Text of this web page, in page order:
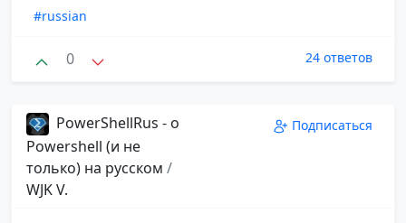
#russian
0 24 ответов
PowerShellRus - о
Powershell (и не
только) на русском /
WJK V.
Подписаться